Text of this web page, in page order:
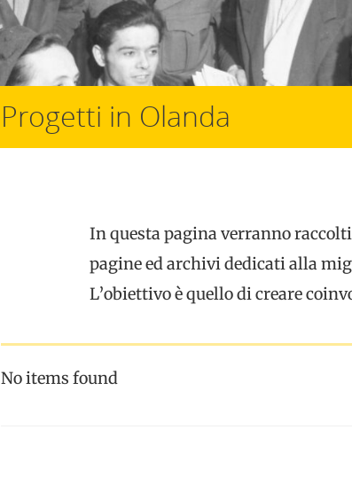
Progetti in Olanda
In questa pagina verranno
pagine ed archivi dedicati alla
L’obiettivo è quello di creare
No items found